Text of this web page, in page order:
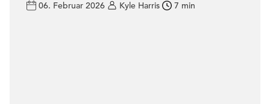
06. Februar 2026 Kyle Harris 7 min